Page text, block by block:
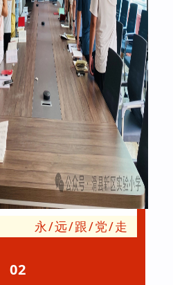
永/远/跟/党/走
02